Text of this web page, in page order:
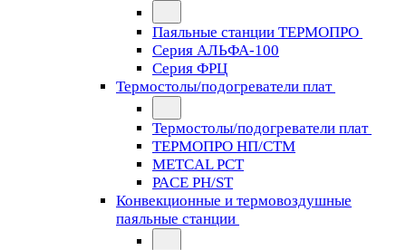
Паяльные станции ТЕРМОПРО
Серия АЛЬФА-100
Серия ФРЦ
Термостолы/подогреватели плат
Термостолы/подогреватели плат
ТЕРМОПРО НП/СТМ
METCAL PCT
PACE PH/ST
Конвекционные и термовоздушные
паяльные станции